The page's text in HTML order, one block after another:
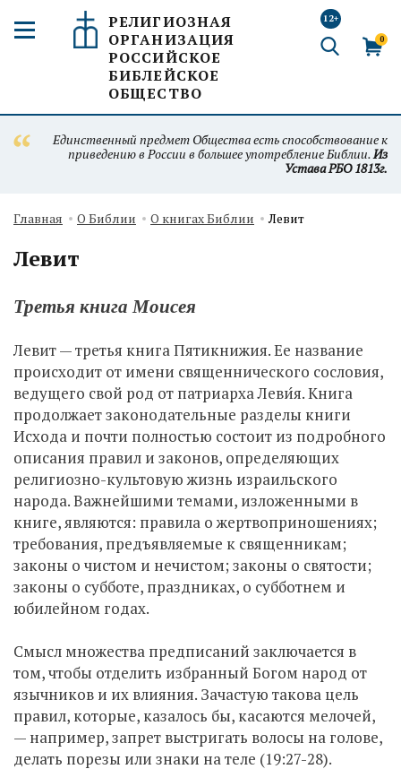
РЕЛИГИОЗНАЯ
ОРГАНИЗАЦИЯ
РОССИЙСКОЕ
БИБЛЕЙСКОЕ
ОБЩЕСТВО
12+
0
Единственный предмет Общества есть способствование к
приведению в России в большее употребление Библии.Из
Устава РБО 1813г.
Главная О Библии О книгах Библии Левит
Левит
Третья книга Моисея
Левит — третья книга Пятикнижия. Ее название
происходит от имени священнического сословия,
ведущего свой род от патриарха Леви́я. Книга
продолжает законодательные разделы книги
Исхода и почти полностью состоит из подробного
описания правил и законов, определяющих
религиозно-культовую жизнь израильского
народа. Важнейшими темами, изложенными в
книге, являются: правила о жертвоприношениях;
требования, предъявляемые к священникам;
законы о чистом и нечистом; законы о святости;
законы о субботе, праздниках, о субботнем и
юбилейном годах.
Смысл множества предписаний заключается в
том, чтобы отделить избранный Богом народ от
язычников и их влияния. Зачастую такова цель
правил, которые, казалось бы, касаются мелочей,
— например, запрет выстригать волосы на голове,
делать порезы или знаки на теле (19:27-28).